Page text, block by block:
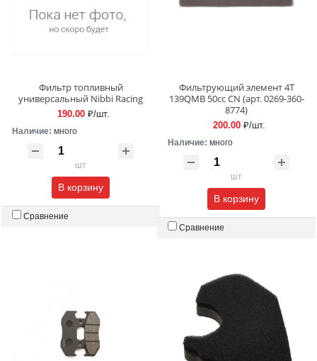
Фильтр топливный
универсальный Nibbi Racing
190.00 ₽/шт.
Наличие: много
шт
В корзину
Сравнение
Фильтрующий элемент 4Т
139QMB 50cc CN (арт. 0269-360-
8774)
200.00 ₽/шт.
Наличие: много
шт
В корзину
Сравнение